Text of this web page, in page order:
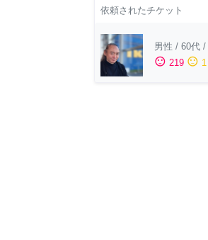
依頼されたチケット
男性 / 60代 /
sentiment_satisfied 219 sentiment_neutral 1